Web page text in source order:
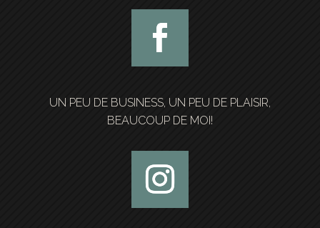
UN PEU DE BUSINESS, UN PEU DE PLAISIR,
BEAUCOUP DE MOI!